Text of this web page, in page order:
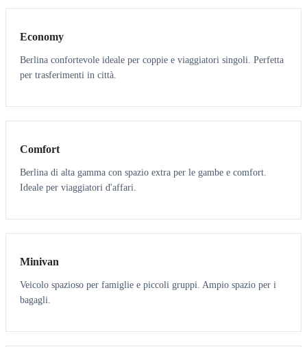
Economy
Berlina confortevole ideale per coppie e viaggiatori singoli. Perfetta
per trasferimenti in città.
3 3
Comfort
Berlina di alta gamma con spazio extra per le gambe e comfort.
Ideale per viaggiatori d'affari.
6 5
Minivan
Veicolo spazioso per famiglie e piccoli gruppi. Ampio spazio per i
bagagli.
7 7